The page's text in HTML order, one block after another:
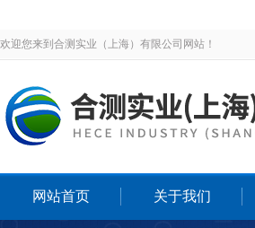
欢迎您来到合测实业（上海）有限公司网站！
网站首页 关于我们